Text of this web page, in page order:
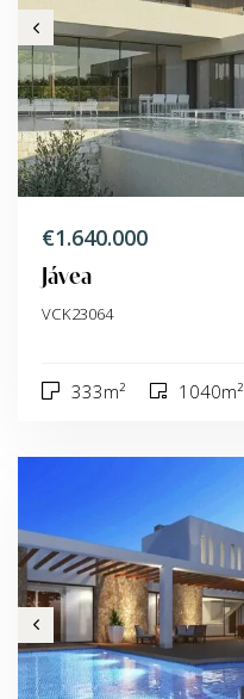
€1.640.000
Jávea
VCK23064
333m² 1040m²